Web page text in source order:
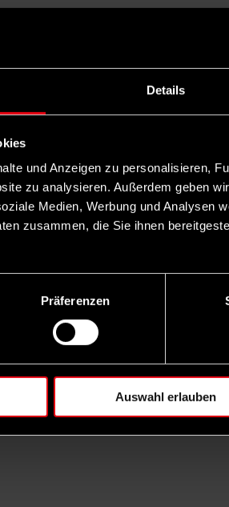
Details
und Anzeigen zu personalisieren,
zu analysieren. Außerdem geben
Medien, Werbung und Analysen
zusammen, die Sie ihnen
Präferenzen
Auswahl erlauben
Geschichte
sich im Streik. Daran erinnert der
sie die Zeitenwende in Sachen